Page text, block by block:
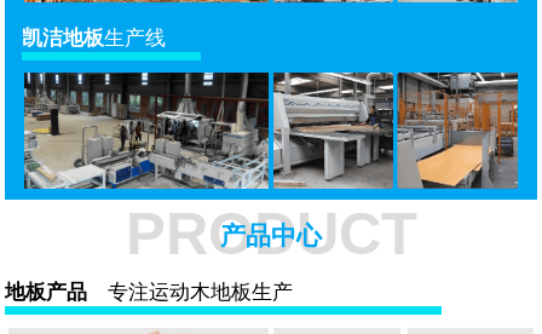
凯洁地板生产线
PRODUCT
产品中心
地板产品 专注运动木地板生产